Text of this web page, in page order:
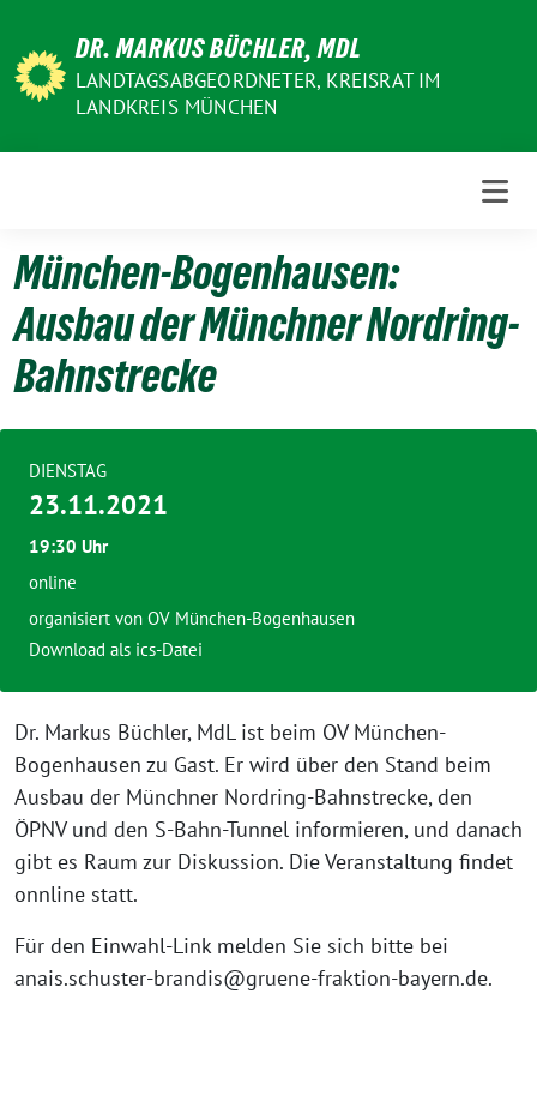
zum
Inhalt
DR. MARKUS BÜCHLER, MDL
LANDTAGSABGEORDNETER, KREISRAT IM
LANDKREIS MÜNCHEN
München-Bogenhausen:
Ausbau der Münchner Nordring-
Bahnstrecke
Dr. Markus Büchler, MdL ist beim OV München-
Bogenhausen zu Gast. Er wird über den Stand beim
Ausbau der Münchner Nordring-Bahnstrecke, den
ÖPNV und den S-Bahn-Tunnel informieren, und danach
gibt es Raum zur Diskussion. Die Veranstaltung findet
onnline statt.
Für den Einwahl-Link melden Sie sich bitte bei
anais.schuster-brandis@gruene-fraktion-bayern.de.
DIENSTAG
23.11.2021
19:30 Uhr
online
organisiert von OV München-Bogenhausen
Download als ics-Datei